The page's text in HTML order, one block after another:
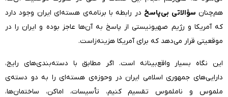
هم‌چنان سؤالاتی بی‌پاسخ در رابطه با برنامه‌ی هسته‌ای ایران وجود دارد
که آمریکا و رژیم صهیونیستی از پاسخ به آن‌ها عاجز بوده و ایران را در
موقعیتی قرار می‌دهد که برای آمریکا هزینه‌زاست.
این نگاه بسیار واقع‌بینانه است. اگر مطابق با دسته‌بندی‌های رایج،
دارایی‌های جمهوری اسلامی ایران در وحوزه‌ی هسته‌ای را به دو دسته‌ی
ملموس و ناملموس تقسیم کنیم، تأسیسات، اماکن، ساختمان‌ها،